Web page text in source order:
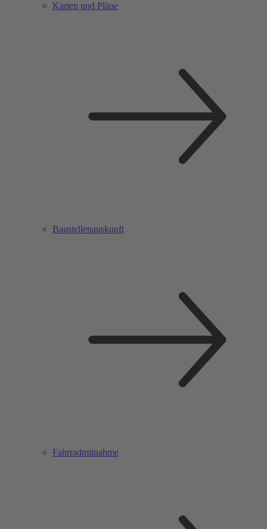
Karten und Pläne
Baustellenauskunft
Fahrradmitnahme